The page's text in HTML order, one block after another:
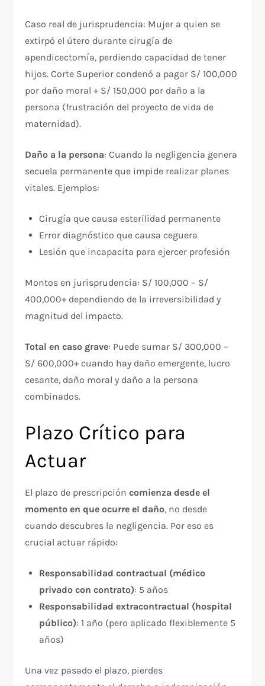
Caso real de jurisprudencia: Mujer a quien se
extirpó el útero durante cirugía de
apendicectomía, perdiendo capacidad de tener
hijos. Corte Superior condenó a pagar S/ 100,000
por daño moral + S/ 150,000 por daño a la
persona (frustración del proyecto de vida de
maternidad).​
Daño a la persona: Cuando la negligencia genera
secuela permanente que impide realizar planes
vitales. Ejemplos:​
Cirugía que causa esterilidad permanente
Error diagnóstico que causa ceguera
Lesión que incapacita para ejercer profesión
Montos en jurisprudencia: S/ 100,000 – S/
400,000+ dependiendo de la irreversibilidad y
magnitud del impacto.​
Total en caso grave: Puede sumar S/ 300,000 –
S/ 600,000+ cuando hay daño emergente, lucro
cesante, daño moral y daño a la persona
combinados.​
Plazo Crítico para
Actuar
El plazo de prescripcióncomienza desde el
momento en que ocurre el daño, no desde
cuando descubres la negligencia. Por eso es
crucial actuar rápido:​
Responsabilidad contractual (médico
privado con contrato): 5 años​
Responsabilidad extracontractual (hospital
público): 1 año (pero aplicado flexiblemente 5
años)​
Una vez pasado el plazo, pierdes